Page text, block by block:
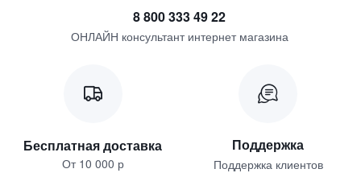
8 800 333 49 22
ОНЛАЙН консультант интернет магазина
Бесплатная доставка
От 10 000 р
Поддержка
Поддержка клиентов